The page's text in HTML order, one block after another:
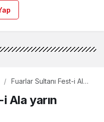
Fuarlar Sultanı Fest-i Ala
Ala yarın